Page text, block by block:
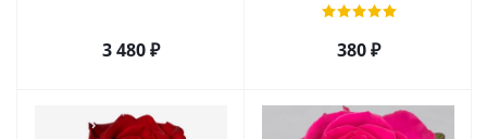
3 480₽ 380₽